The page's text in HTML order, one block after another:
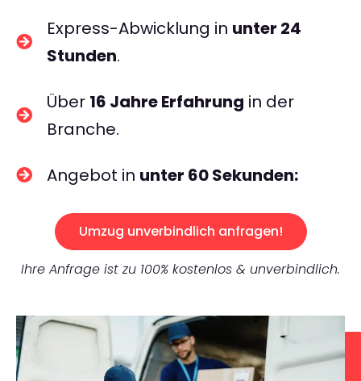
Express-Abwicklung in unter 24
Stunden.
Über 16 Jahre Erfahrung in der
Branche.
Angebot in unter 60 Sekunden:
Umzug unverbindlich anfragen!
Ihre Anfrage ist zu 100% kostenlos & unverbindlich.